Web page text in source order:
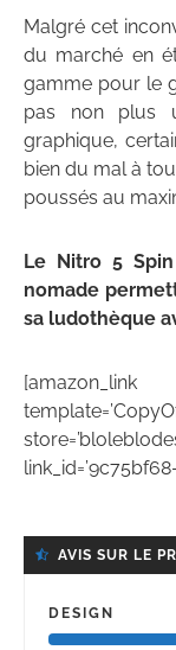
Malgré cet
du marché en
gamme pour le
pas non plus
graphique,
bien du mal à
poussés au
Le Nitro 5
nomade
sa ludothèque
[amazon_link
AVIS SUR LE
DESIGN